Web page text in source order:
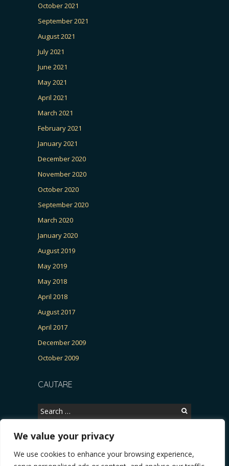
We value your privacy
We use cookies to enhance your browsing experience,
October 2021
September 2021
August 2021
July 2021
June 2021
May 2021
April 2021
March 2021
February 2021
January 2021
December 2020
November 2020
October 2020
September 2020
March 2020
January 2020
August 2019
May 2019
May 2018
April 2018
August 2017
April 2017
December 2009
October 2009
CAUTARE
Search
for:
Copyright © 2026, CERTITUDINEA.